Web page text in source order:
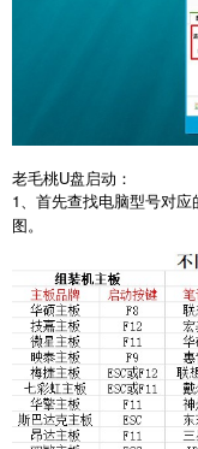
老毛桃U盘启动：
1、首先查找电脑型号对应
图。